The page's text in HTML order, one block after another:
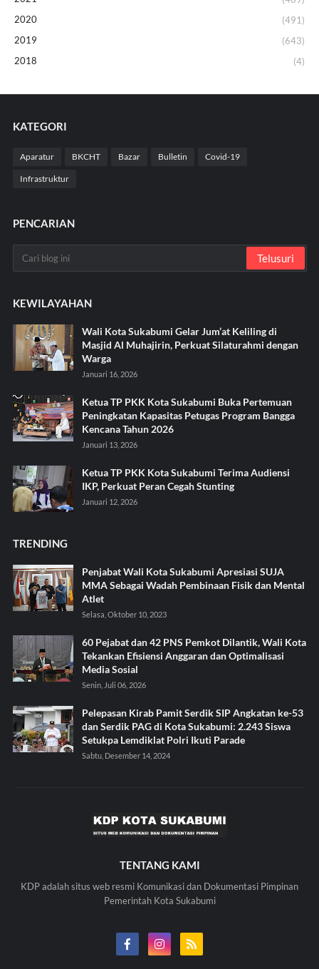
2020
(491)
2019
(643)
2018
(4)
KATEGORI
Aparatur BKCHT Bazar Bulletin Covid-19
Infrastruktur
PENCARIAN
KEWILAYAHAN
Wali Kota Sukabumi Gelar Jum’at Keliling di
Masjid Al Muhajirin, Perkuat Silaturahmi dengan
Warga
Januari 16, 2026
Ketua TP PKK Kota Sukabumi Buka Pertemuan
Peningkatan Kapasitas Petugas Program Bangga
Kencana Tahun 2026
Januari 13, 2026
Ketua TP PKK Kota Sukabumi Terima Audiensi
IKP, Perkuat Peran Cegah Stunting
Januari 12, 2026
TRENDING
Penjabat Wali Kota Sukabumi Apresiasi SUJA
MMA Sebagai Wadah Pembinaan Fisik dan Mental
Atlet
Selasa, Oktober 10, 2023
60 Pejabat dan 42 PNS Pemkot Dilantik, Wali Kota
Tekankan Efisiensi Anggaran dan Optimalisasi
Media Sosial
Senin, Juli 06, 2026
Pelepasan Kirab Pamit Serdik SIP Angkatan ke-53
dan Serdik PAG di Kota Sukabumi: 2.243 Siswa
Setukpa Lemdiklat Polri Ikuti Parade
Sabtu, Desember 14, 2024
TENTANG KAMI
KDP adalah situs web resmi Komunikasi dan Dokumentasi Pimpinan
Pemerintah Kota Sukabumi